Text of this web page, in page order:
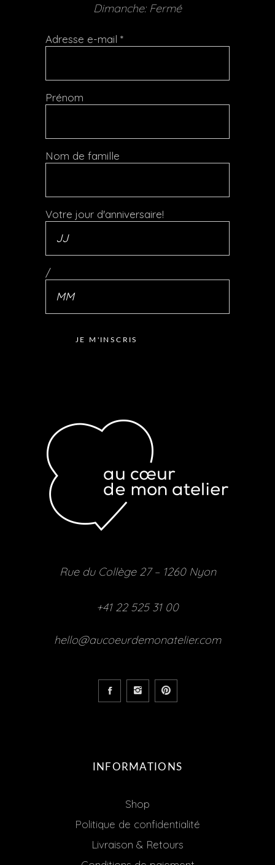
Dimanche: Fermé
Adresse e-mail *
Prénom
Nom de famille
Votre jour d'anniversaire!
/
Rue du Collège 27 – 1260 Nyon
+41 22 525 31 00
hello@aucoeurdemonatelier.com
INFORMATIONS
Shop
Politique de confidentialité
Livraison & Retours